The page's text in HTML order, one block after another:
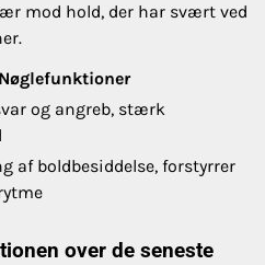
mod hold, der har svært ved
Nøglefunktioner
og angreb, stærk
af boldbesiddelse, forstyrrer
over de seneste